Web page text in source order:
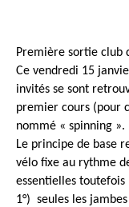
Première sortie club
Ce vendredi 15
invités se sont
premier cours (pour
nommé « spinning ».
Le principe de base
vélo fixe au rythme
essentielles toutefois
1°) seules les